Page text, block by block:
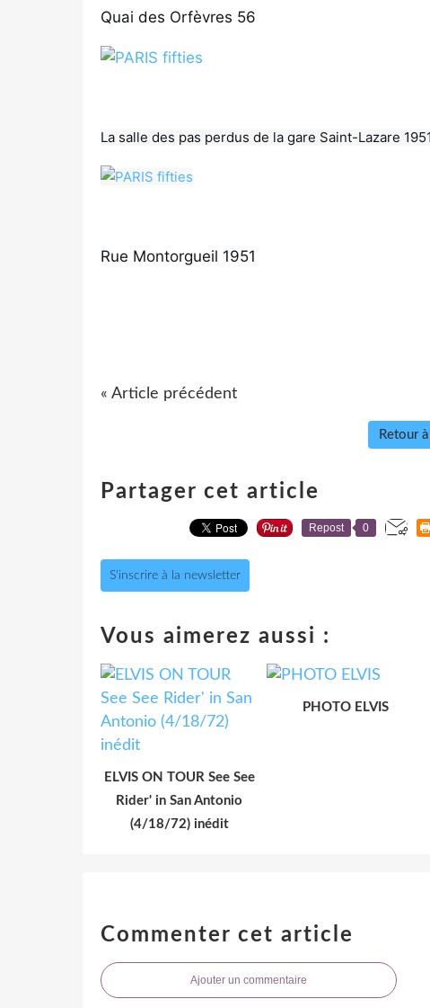
Quai des Orfèvres 56
La salle des pas perdus de la gare Saint-Lazare
Rue Montorgueil 1951
« Article précédent
Retour
Partager cet article
Repost 0
S'inscrire à la newsletter
Vous aimerez aussi :
ELVIS ON TOUR See See
Rider' in San Antonio
(4/18/72) inédit
PHOTO ELVIS
Commenter cet article
Ajouter un commentaire